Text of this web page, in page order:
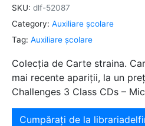
SKU: dlf-52087
Category: Auxiliare şcolare
Tag: Auxiliare şcolare
Colecția de Carte straina.
mai recente apariții, la un
Challenges 3 Class CDs –
Cumpărați de la